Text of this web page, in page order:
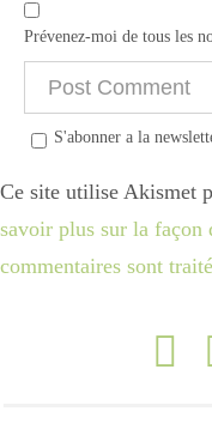
Prévenez-moi de tous les
S'abonner a la
Ce site utilise Akismet
savoir plus sur la façon
commentaires sont